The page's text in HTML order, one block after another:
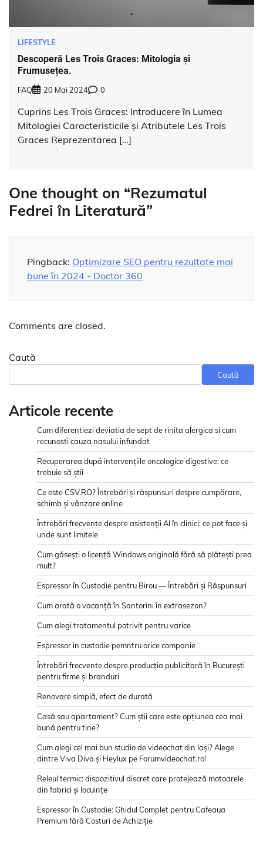
LIFESTYLE
Descoperă Les Trois Graces: Mitologia și
Frumusețea.
FAQ 20 Mai 2024 0
Cuprins Les Trois Graces: Introducere în Lumea
Mitologiei Caracteristicile și Atributele Les Trois
Graces Reprezentarea […]
One thought on “Rezumatul
Fedrei în Literatură”
Pingback: Optimizare SEO pentru rezultate mai
bune în 2024 - Doctor 360
Comments are closed.
Caută
Caută
Articole recente
Cum diferentiezi deviatia de sept de rinita alergica si cum
recunosti cauza nasului infundat
Recuperarea după intervențiile oncologice digestive: ce
trebuie să știi
Ce este CSV.RO? Întrebări și răspunsuri despre cumpărare,
schimb și vânzare online
Întrebări frecvente despre asistenții AI în clinici: ce pot face și
unde sunt limitele
Cum găsești o licență Windows originală fără să plătești prea
mult?
Espressor în Custodie pentru Birou — Întrebări și Răspunsuri
Cum arată o vacanță în Santorini în extrasezon?
Cum alegi tratamentul potrivit pentru varice
Espressor in custodie pemntru orice companie
Întrebări frecvente despre producția publicitară în București
pentru firme și branduri
Renovare simplă, efect de durată
Casă sau apartament? Cum știi care este opțiunea cea mai
bună pentru tine?
Cum alegi cel mai bun studio de videochat din Iași? Alege
dintre Viva Diva și Heylux pe Forumvideochat.ro!
Releul termic: dispozitivul discret care protejează motoarele
din fabrici și locuințe
Espressor în Custodie: Ghidul Complet pentru Cafeaua
Premium fără Costuri de Achiziție